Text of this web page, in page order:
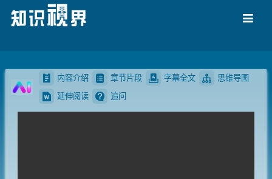
导航
内容介绍 章节片段 字幕全文
思维导图
延伸阅读
追问